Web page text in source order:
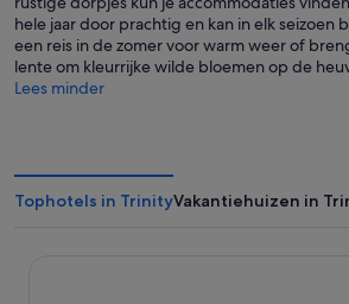
hele jaar door prachtig en kan in elk seizoen
een reis in de zomer voor warm weer of
lente om kleurrijke wilde bloemen op de
Lees minder
Tophotels in TrinityVakantiehuizen in